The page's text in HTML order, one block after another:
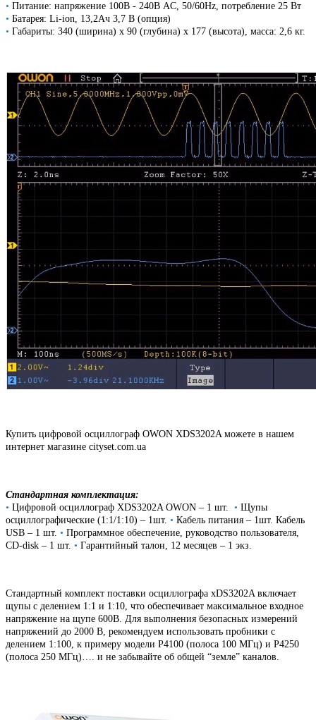
• Питание: напряжение 100В - 240В AC, 50/60Hz, потребление 25 Вт
• Батарея: Li-ion, 13,2Ач 3,7 В (опция)
• Габариты: 340 (ширина) х 90 (глубина) х 177 (высота), масса: 2,6 кг.
Купить цифровой осциллограф OWON XDS3202A можете в нашем
интернет магазине cityset.com.ua
Стандартная комплектация:
• Цифровой осциллограф XDS3202A OWON – 1 шт. • Щупы
осциллографические (1:1/1:10) – 1шт. • Кабель питания – 1шт. Кабель
USB – 1 шт. • Программное обеспечение, руководство пользователя,
CD-disk – 1 шт. • Гарантийный талон, 12 месяцев – 1 экз.
Стандартный комплект поставки осциллографа xDS3202A включает
щупы с делением 1:1 и 1:10, что обеспечивает максимальное входное
напряжение на щупе 600В. Для выполнения безопасных измерений
напряжений до 2000 В, рекомендуем использовать пробники с
делением 1:100, к примеру модели P4100 (полоса 100 МГц) и P4250
(полоса 250 МГц)…. и не забывайте об общей “земле” каналов.